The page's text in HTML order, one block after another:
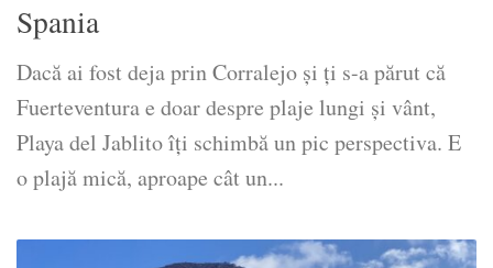
Spania
Dacă ai fost deja prin Corralejo și ți s-a părut că
Fuerteventura e doar despre plaje lungi și vânt,
Playa del Jablito îți schimbă un pic perspectiva. E
o plajă mică, aproape cât un...